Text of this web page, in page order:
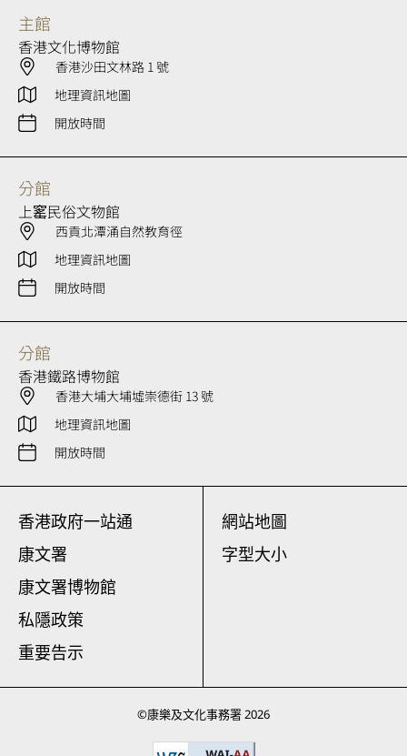
主館
香港文化博物館
香港沙田文林路 1 號
地理資訊地圖
開放時間
分館
上窰民俗文物館
西貢北潭涌自然教育徑
地理資訊地圖
開放時間
分館
香港鐵路博物館
香港大埔大埔墟崇德街 13 號
地理資訊地圖
開放時間
香港政府一站通
康文署
康文署博物館
私隱政策
重要告示
網站地圖
字型大小
©康樂及文化事務署2026